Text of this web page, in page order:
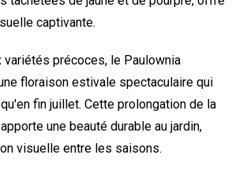
captivante.
variétés précoces, le Paulownia
floraison estivale spectaculaire qui
fin juillet. Cette prolongation de la
une beauté durable au jardin,
visuelle entre les saisons.